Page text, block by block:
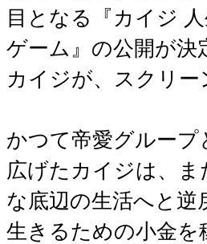
目となる『カイジ
ゲーム』の公開が決
カイジが、スクリー
かつて帝愛グループ
広げたカイジは、ま
な底辺の生活へと逆
生きるための小金を